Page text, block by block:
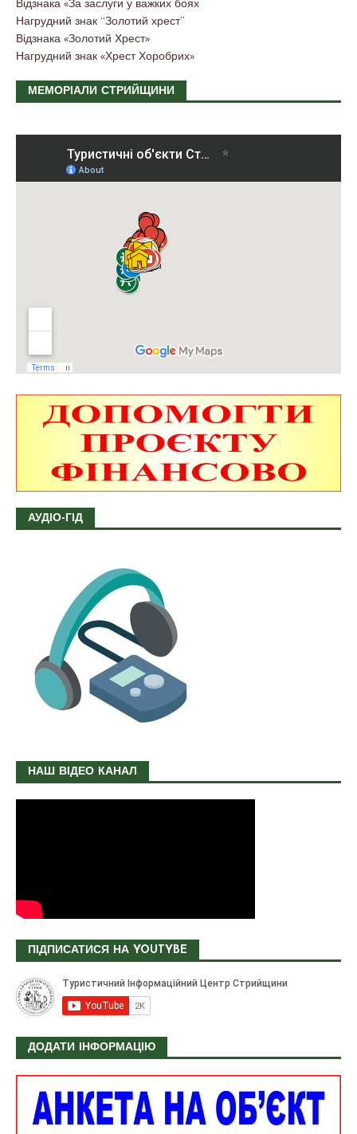
Нагрудний знак “Золотий хрест”
Відзнака «Золотий Хрест»
Нагрудний знак «Хрест Хоробрих»
МЕМОРІАЛИ СТРИЙЩИНИ
АУДІО-ГІД
НАШ ВІДЕО КАНАЛ
ПІДПИСАТИСЯ НА YOUTYBE
ДОДАТИ ІНФОРМАЦІЮ